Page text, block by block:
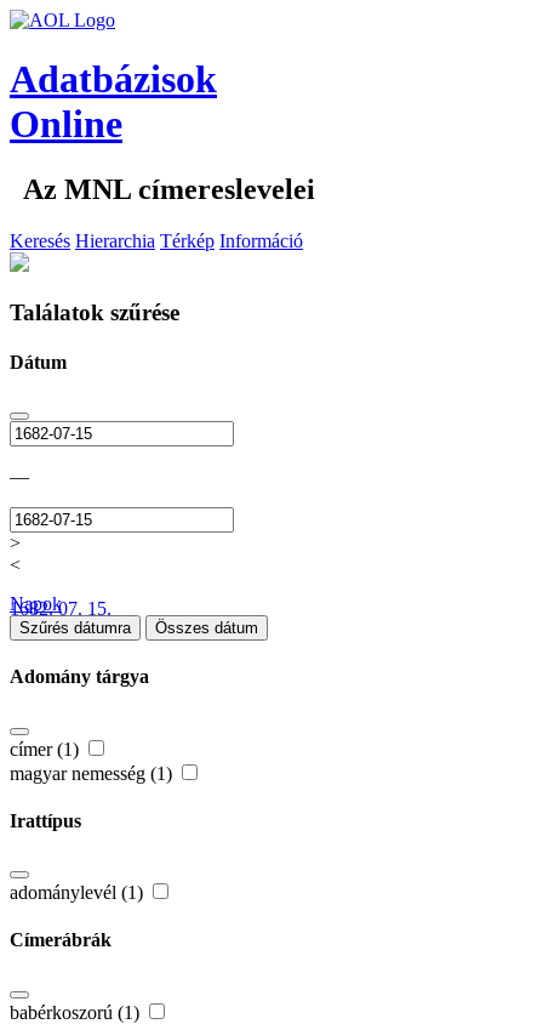
Adatbázisok
Online
Az MNL címereslevelei
Keresés Hierarchia Térkép Információ
Találatok szűrése
Dátum
—
>
<
1682. 07. 15.
Napok
Szűrés dátumra Összes dátum
Adomány tárgya
címer (1)
magyar nemesség (1)
Irattípus
adománylevél (1)
Címerábrák
babérkoszorú (1)